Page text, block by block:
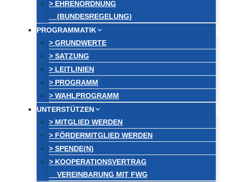
> EHRENORDNUNG
(BUNDESREGELUNG)
PROGRAMMATIK
> GRUNDWERTE
> SATZUNG
> LEITLINIEN
> PROGRAMM
> WAHLPROGRAMM
UNTERSTÜTZEN
> MITGLIED WERDEN
> FÖRDERMITGLIED WERDEN
> SPENDE(N)
> KOOPERATIONSVERTRAG
VEREINBARUNG MIT FWG